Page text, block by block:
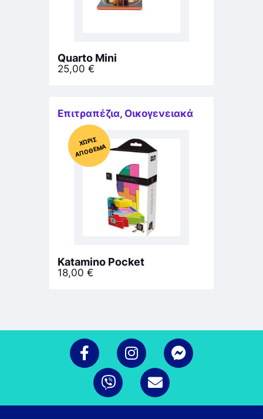
Quarto Mini
25,00 €
Επιτραπέζια, Οικογενειακά
Χ
ΩΡΊΣ
Α
Π
Ό
ΘΕ
ΜΑ
Katamino Pocket
18,00 €